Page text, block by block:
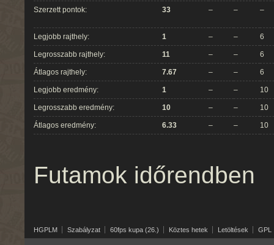
Szerzett pontok: 33 – – –
Legjobb rajthely: 1 – – 6
Legrosszabb rajthely: 11 – – 6
Átlagos rajthely: 7.67 – – 6
Legjobb eredmény: 1 – – 10
Legrosszabb eredmény: 10 – – 10
Átlagos eredmény: 6.33 – – 10
Futamok időrendben
HGPLM Szabályzat 60fps kupa (26.) Köztes hetek Letöltések GPL